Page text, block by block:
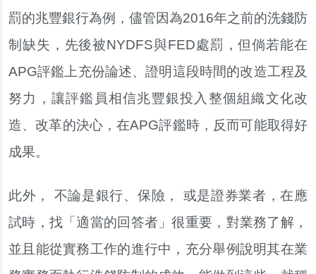
罰的兆豐銀行為例，儘管因為2016年之前的洗錢防
制缺失，先後被NYDFS與FED處罰，但倘若能在
APG評鑑上充份論述、證明這段時間的改造工程及
努力，讓評鑑員相信兆豐銀投入整個組織文化改
造、改革的決心，在APG評鑑時，反而可能取得好
成果。
此外， 不論是銀行、保險， 或是證券業者，在應
試時，找「適當的回答者」很重要，對業務了解，
並且能從實務工作的進行中，充分舉例說明其在業